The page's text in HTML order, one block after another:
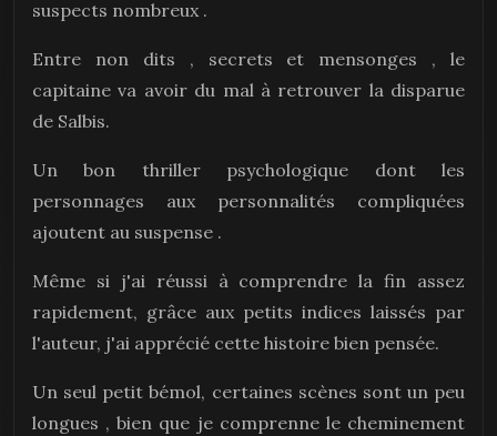
suspects nombreux .
Entre non dits , secrets et mensonges , le
capitaine va avoir du mal à retrouver la disparue
de Salbis.
Un bon thriller psychologique dont les
personnages aux personnalités compliquées
ajoutent au suspense .
Même si j'ai réussi à comprendre la fin assez
rapidement, grâce aux petits indices laissés par
l'auteur, j'ai apprécié cette histoire bien pensée.
Un seul petit bémol, certaines scènes sont un peu
longues , bien que je comprenne le cheminement